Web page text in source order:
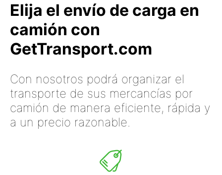
Elija el envío de carga en
camión con
GetTransport.com
Con nosotros podrá organizar el
transporte de sus mercancías por
camión de manera eficiente, rápida y
a un precio razonable.